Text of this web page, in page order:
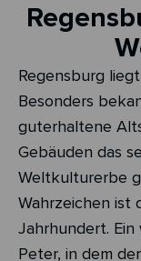
Regensburg
Besonders
guterhaltene
Gebäuden das
Weltkulturerbe
Wahrzeichen ist
Jahrhundert.
Peter, in dem